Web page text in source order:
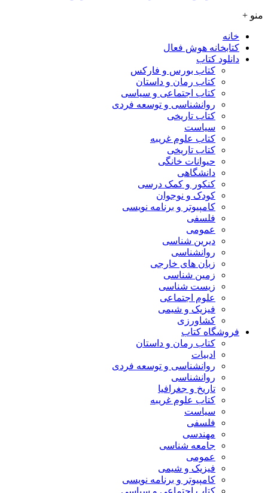
منو +
خانه
کتابخانه هوش فعال
دانلود کتاب
کتاب بورس و فارکس
کتاب رمان و داستان
کتاب اجتماعی و سیاسی
روانشناسی و توسعه فردی
کتاب تاریخی
سیاست
کتاب علوم غریبه
کتاب تاریخی
حیوانات خانگی
دانشگاهی
کنکور و کمک‌ درسی
کودک و نوجوان
کامپیوتر و برنامه نویسی
فلسفی
عمومی
دیرین شناسی
روانشناسی
زبان های خارجی
زمین شناسی
زیست شناسی
علوم اجتماعی
فیزیک و شیمی
کشاورزی
فروشگاه کتاب
کتاب رمان و داستان
ادبیات
روانشناسی و توسعه فردی
روانشناسی
تاریخ و جغرافیا
کتاب علوم غریبه
سیاست
فلسفی
مهندسی
جامعه شناسی
عمومی
فیزیک و شیمی
کامپیوتر و برنامه نویسی
کتاب اجتماعی و سیاسی